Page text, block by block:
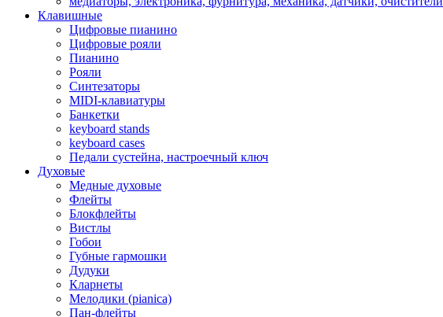
Клавишные
Цифровые пианино
Цифровые рояли
Пианино
Рояли
Синтезаторы
MIDI-клавиатуры
Банкетки
keyboard stands
keyboard cases
Педали сустейна, настроечный ключ
Духовые
Медные духовые
Флейты
Блокфлейты
Вистлы
Гобои
Губные гармошки
Дудуки
Кларнеты
Мелодики (pianica)
Пан-флейты